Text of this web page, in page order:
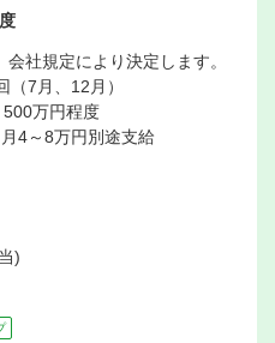
社規定により決定します。
7月、12月）
500万円程度
万円別途支給
)